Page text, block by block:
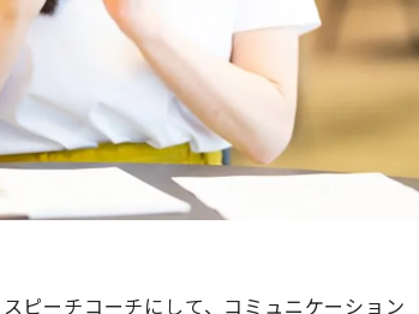
ピーチコーチにして、コミュニケーション